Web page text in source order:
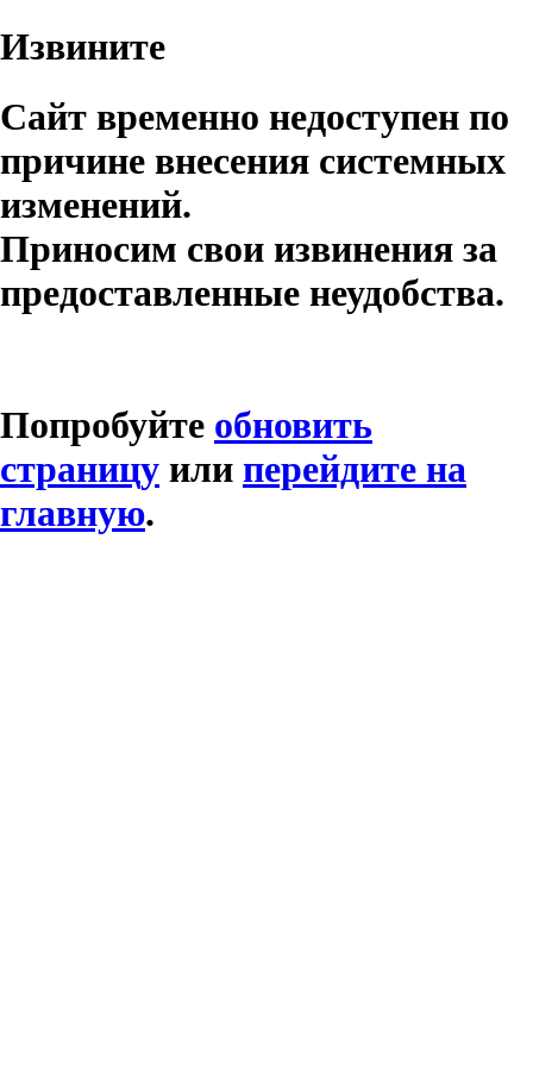
Извините
Сайт временно недоступен по
причине внесения системных
изменений.
Приносим свои извинения за
предоставленные неудобства.
Попробуйте обновить
страницу или перейдите на
главную.